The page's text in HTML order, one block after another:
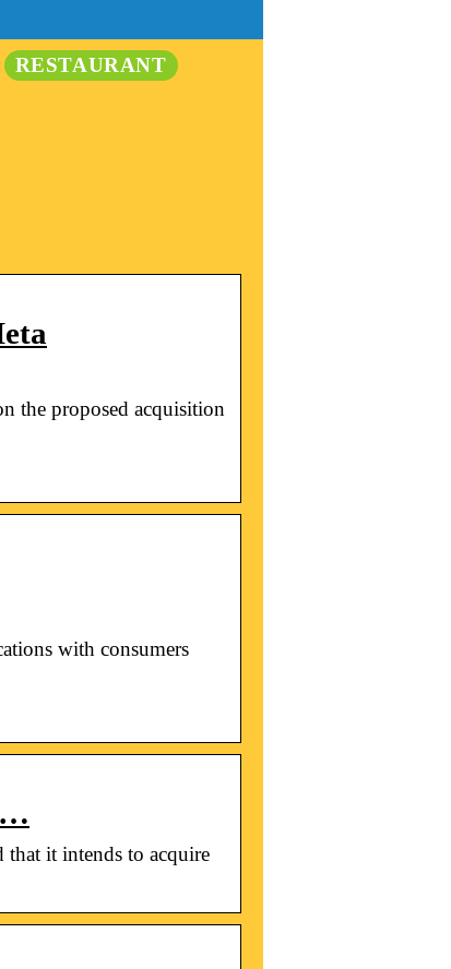
RESTAURANT
the proposed acquisition
with consumers
…
it intends to acquire